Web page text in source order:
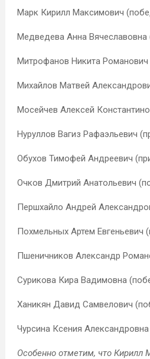
Марк Кирилл Максимович
Медведева Анна Вячеславовна
Митрофанов Никита Романович
Михайлов Матвей
Мосейчев Алексей
Нуруллов Вагиз Рафаэльевич
Обухов Тимофей Андреевич
Очков Дмитрий Анатольевич
Першхайло Андрей
Похмельных Артем Евгеньевич
Пшеничников Александр
Сурикова Кира Вадимовна
Ханикян Давид Самвелович
Чурсина Ксения
Особенно отметим, что Кирилл